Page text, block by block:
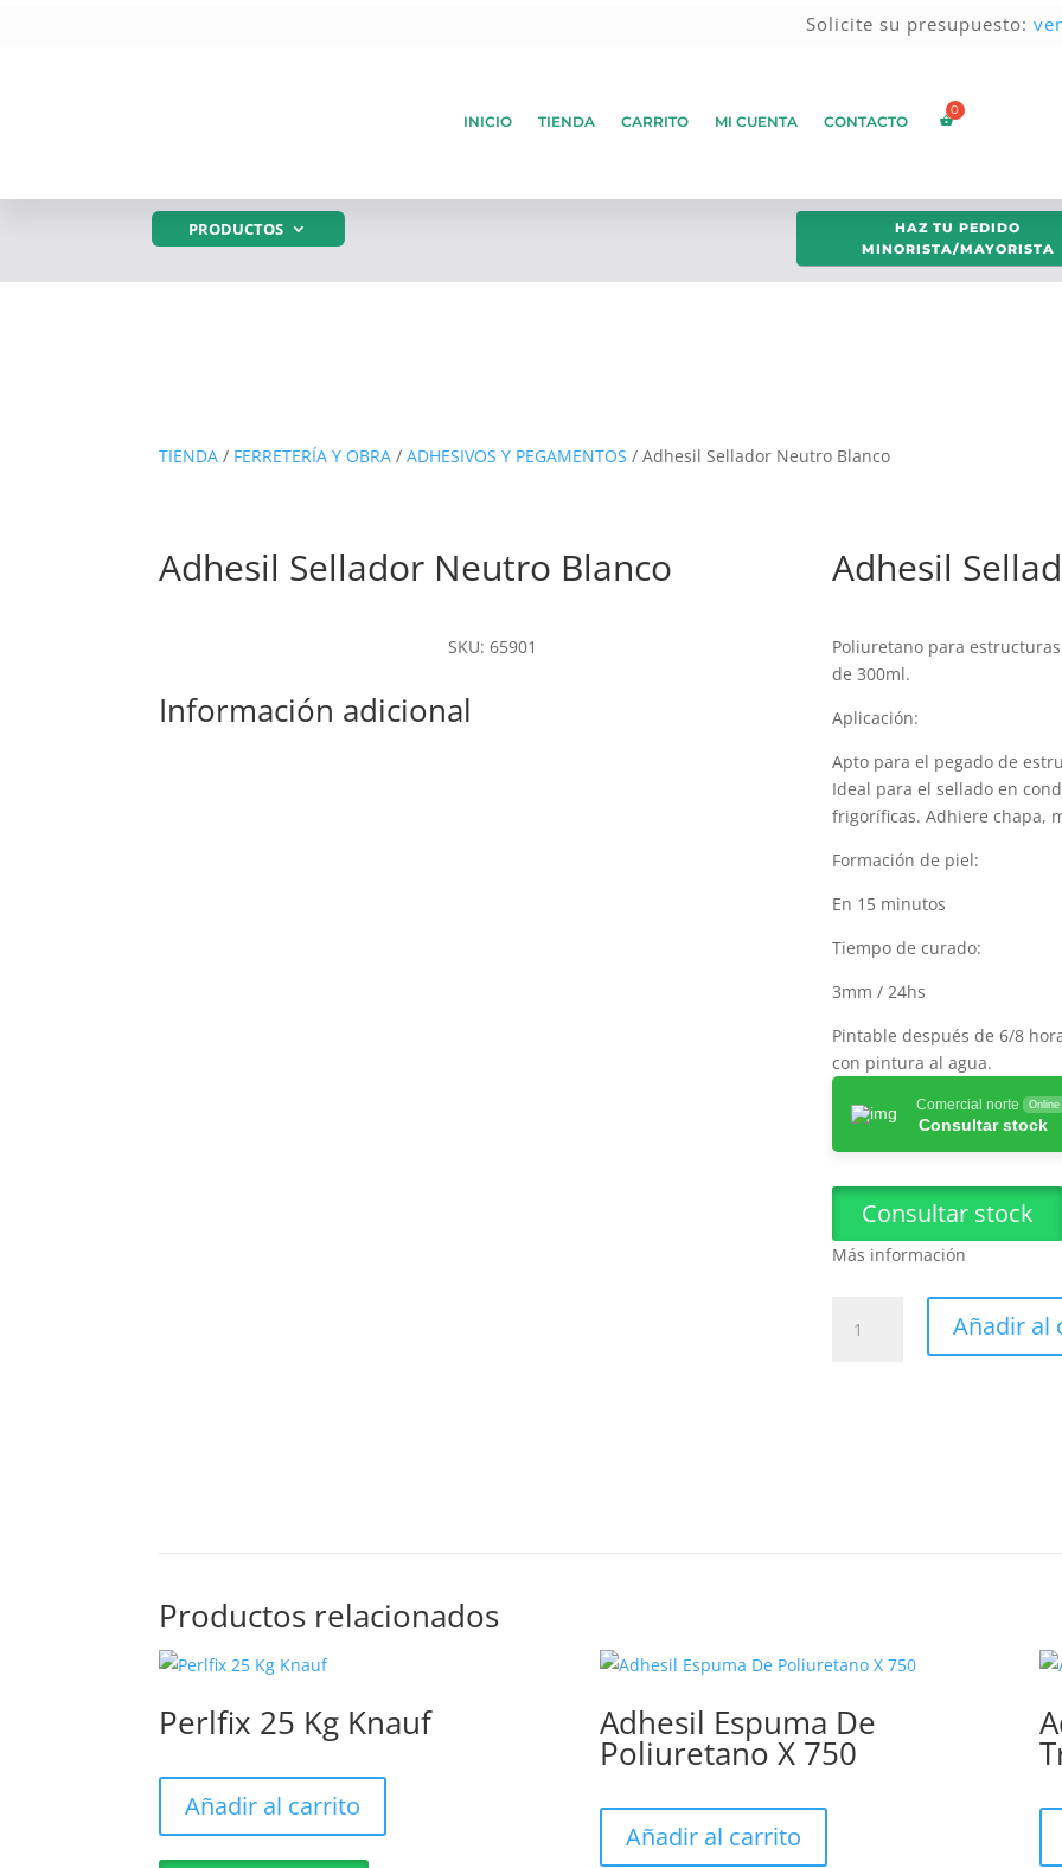
Solicite su presupuesto:
INICIO TIENDA CARRITO MI CUENTA CONTACTO
PRODUCTOS
HAZ TU PEDIDO
MINORISTA/MAYORISTA
TIENDA / FERRETERÍA Y OBRA /ADHESIVOS Y PEGAMENTOS / Adhesil Sellador Neutro Blanco
Adhesil Sellador Neutro Blanco
SKU: 65901
Información adicional
Adhesil
Poliuretano para
de 300ml.
Aplicación:
Apto para el pegado de
Ideal para el sellado en
frigoríficas. Adhiere chapa,
Formación de piel:
En 15 minutos
Tiempo de curado:
3mm / 24hs
Pintable después de 6/8
con pintura al agua.
Comercial norte Online
Consultar stock
Consultar stock
Más información
Sellador
Añadir al
Productos relacionados
Perlfix 25 Kg Knauf
Añadir al carrito
Adhesil Espuma De
Poliuretano X 750
Añadir al carrito